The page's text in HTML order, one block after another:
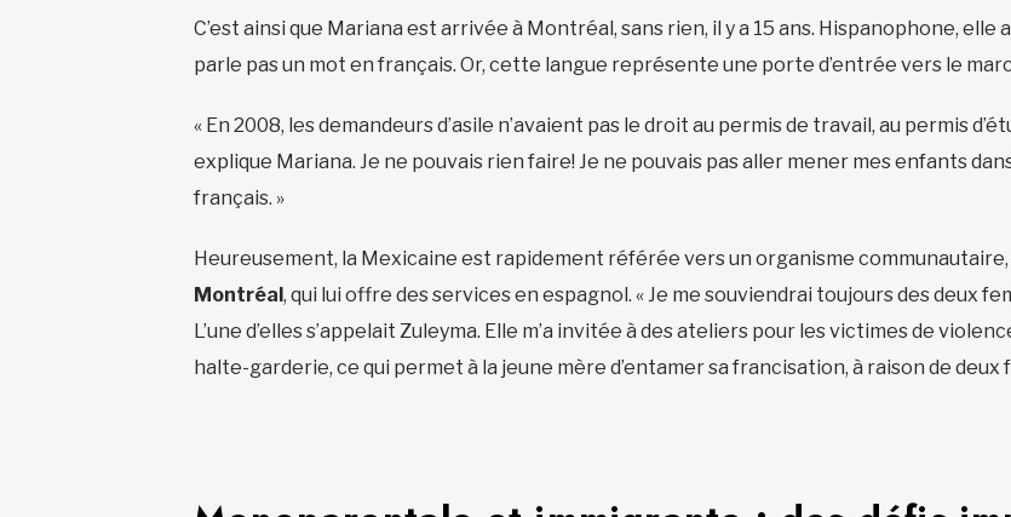
C’est ainsi que Mariana est arrivée à Montréal, sans rien, il y a 15 ans. Hispanophone,
parle pas un mot en français. Or, cette langue représente une porte d’entrée vers le
« En 2008, les demandeurs d’asile n’avaient pas le droit au permis de travail, au permis
explique Mariana. Je ne pouvais rien faire! Je ne pouvais pas aller mener mes enfants
français. »
Heureusement, la Mexicaine est rapidement référée vers un organisme communautaire,
Montréal, qui lui offre des services en espagnol. « Je me souviendrai toujours des deux
L’une d’elles s’appelait Zuleyma. Elle m’a invitée à des ateliers pour les victimes de
halte-garderie, ce qui permet à la jeune mère d’entamer sa francisation, à raison de deux